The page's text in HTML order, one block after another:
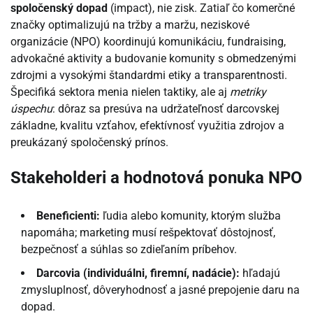
spoločenský dopad (impact), nie zisk. Zatiaľ čo komerčné
značky optimalizujú na tržby a maržu, neziskové
organizácie (NPO) koordinujú komunikáciu, fundraising,
advokačné aktivity a budovanie komunity s obmedzenými
zdrojmi a vysokými štandardmi etiky a transparentnosti.
Špecifiká sektora menia nielen taktiky, ale aj metriky
úspechu: dôraz sa presúva na udržateľnosť darcovskej
základne, kvalitu vzťahov, efektívnosť využitia zdrojov a
preukázaný spoločenský prínos.
Stakeholderi a hodnotová ponuka NPO
Beneficienti: ľudia alebo komunity, ktorým služba
napomáha; marketing musí rešpektovať dôstojnosť,
bezpečnosť a súhlas so zdieľaním príbehov.
Darcovia (individuálni, firemní, nadácie): hľadajú
zmysluplnosť, dôveryhodnosť a jasné prepojenie daru na
dopad.